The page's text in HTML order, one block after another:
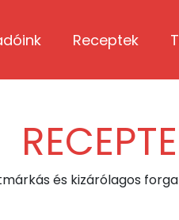
Receptek
és kizárólagos